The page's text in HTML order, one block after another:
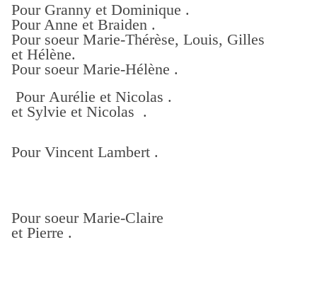
Pour Granny et Dominique .
Pour Anne et Braiden .
Pour soeur Marie-Thérèse, Louis, Gilles
et Hélène.
Pour soeur Marie-Hélène .
Pour Aurélie et Nicolas .
et Sylvie et Nicolas .
Pour Vincent Lambert .
Pour soeur Marie-Claire
et Pierre .